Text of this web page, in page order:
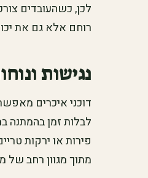
לכן, כשהעובדים
רוחם אלא גם את
נגישות
דוכני איכרים
לבלות זמן בהמתנה
פירות או ירקות
מתוך מגוון רחב